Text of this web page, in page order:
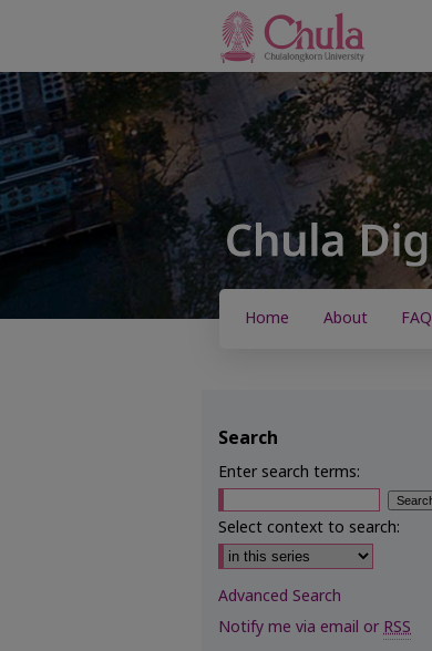
Home About FAQ
Search
Enter search terms:
Select context to search:
Advanced Search
Notify me via email orRSS